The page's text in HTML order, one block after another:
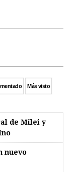
Más visto
de Milei y
nuevo